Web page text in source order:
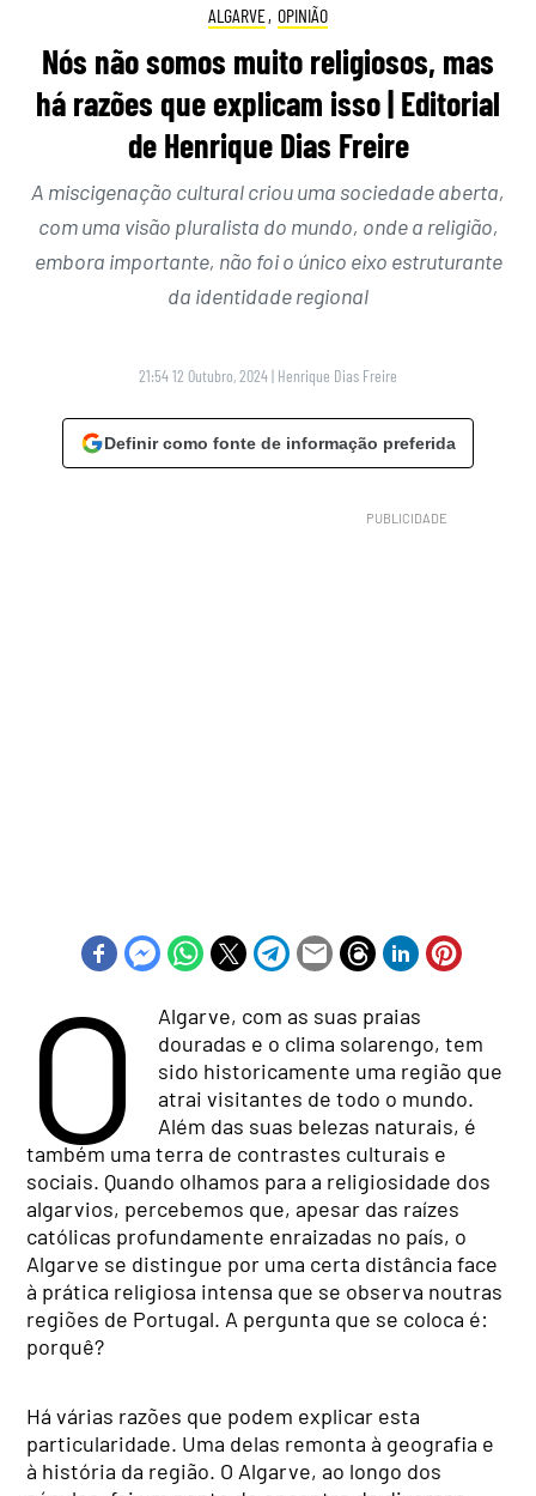
ALGARVE, OPINIÃO
Nós não somos muito religiosos, mas
há razões que explicam isso | Editorial
de Henrique Dias Freire
A miscigenação cultural criou uma sociedade aberta,
com uma visão pluralista do mundo, onde a religião,
embora importante, não foi o único eixo estruturante
da identidade regional
21:54 12 Outubro, 2024| Henrique Dias Freire
Definir como fonte de informação preferida
O
Algarve, com as suas praias
douradas e o clima solarengo, tem
sido historicamente uma região que
atrai visitantes de todo o mundo.
Além das suas belezas naturais, é
também uma terra de contrastes culturais e
sociais. Quando olhamos para a religiosidade dos
algarvios, percebemos que, apesar das raízes
católicas profundamente enraizadas no país, o
Algarve se distingue por uma certa distância face
à prática religiosa intensa que se observa noutras
regiões de Portugal. A pergunta que se coloca é:
porquê?
Há várias razões que podem explicar esta
particularidade. Uma delas remonta à geografia e
à história da região. O Algarve, ao longo dos